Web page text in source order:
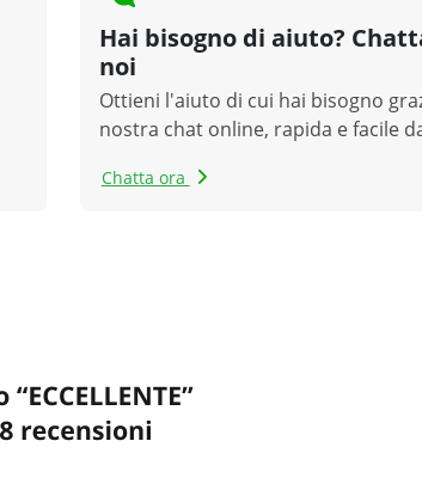
Hai bisogno di aiuto?
noi
Ottieni l'aiuto di cui hai bisogno
nostra chat online, rapida e facile
Chatta ora